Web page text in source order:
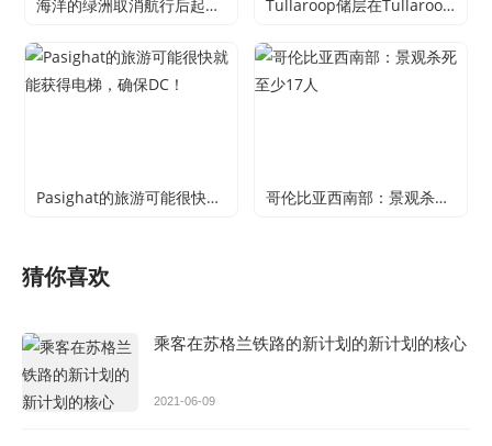
海洋的绿洲取消航行后起重机Mishap Tullaroop储层在Tullaroop储层的娱乐船上的水上进入膨胀
Pasighat的旅游可能很快就能获得电梯，确保DC！ 哥伦比亚西南部：景观杀死至少17人
猜你喜欢
乘客在苏格兰铁路的新计划的新计划的核心
2021-06-09